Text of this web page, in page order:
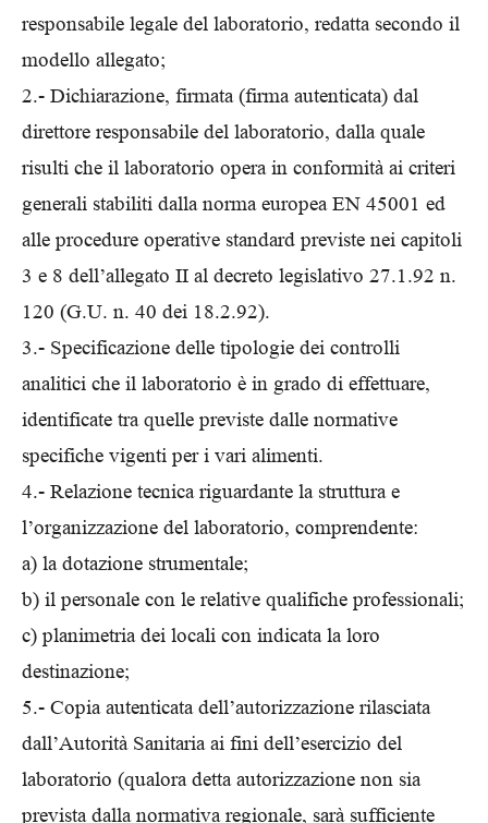
responsabile legale del laboratorio, redatta secondo il
modello allegato;
2.- Dichiarazione, firmata (firma autenticata) dal
direttore responsabile del laboratorio, dalla quale
risulti che il laboratorio opera in conformità ai criteri
generali stabiliti dalla norma europea EN 45001 ed
alle procedure operative standard previste nei capitoli
3 e 8 dell’allegato II al decreto legislativo 27.1.92 n.
120 (G.U. n. 40 dei 18.2.92).
3.- Specificazione delle tipologie dei controlli
analitici che il laboratorio è in grado di effettuare,
identificate tra quelle previste dalle normative
specifiche vigenti per i vari alimenti.
4.- Relazione tecnica riguardante la struttura e
l’organizzazione del laboratorio, comprendente:
a) la dotazione strumentale;
b) il personale con le relative qualifiche professionali;
c) planimetria dei locali con indicata la loro
destinazione;
5.- Copia autenticata dell’autorizzazione rilasciata
dall’Autorità Sanitaria ai fini dell’esercizio del
laboratorio (qualora detta autorizzazione non sia
prevista dalla normativa regionale, sarà sufficiente